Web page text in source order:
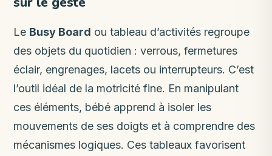
Le Busy Board ou tableau d’activités regroupe
des objets du quotidien : verrous, fermetures
éclair, engrenages, lacets ou interrupteurs. C’est
l’outil idéal de la motricité fine. En manipulant
ces éléments, bébé apprend à isoler les
mouvements de ses doigts et à comprendre des
mécanismes logiques. Ces tableaux favorisent